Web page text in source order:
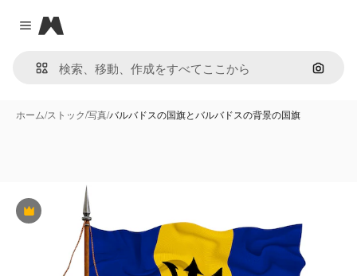
Close menu
Magnific
画像で
ホーム/ストック/写真/バルバドスの国旗とバルバドスの背景の国旗
Premium